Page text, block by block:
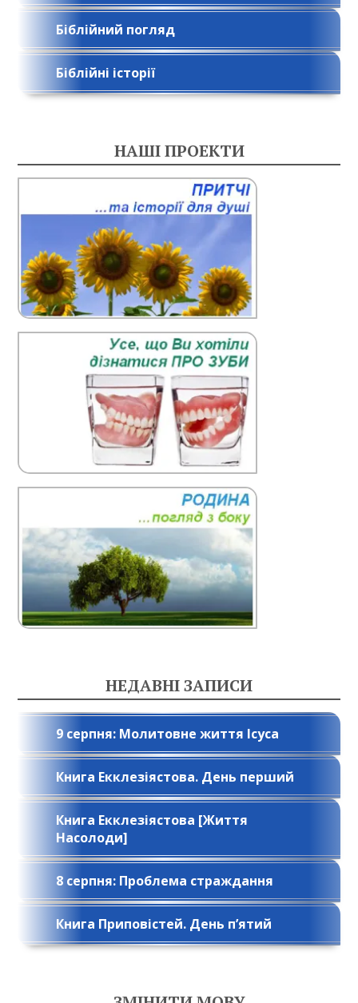
Біблійний погляд
Біблійні історії
НАШІ ПРОЕКТИ
НЕДАВНІ ЗАПИСИ
9 серпня: Молитовне життя Ісуса
Книга Екклезіястова. День перший
Книга Екклезіястова [Життя
Насолоди]
8 серпня: Проблема страждання
Книга Приповістей. День п’ятий